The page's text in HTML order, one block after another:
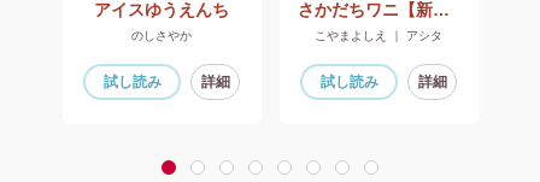
アイスゆうえんち
のしさやか
試し読み 詳細
さかだちワニ【新装版】
こやまよしえ ｜ アシタ
試し読み 詳細
1 2 3 4 5 6 7 8